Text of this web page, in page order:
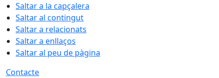
Saltar a la capçalera
Saltar al contingut
Saltar a relacionats
Saltar a enllaços
Saltar al peu de pàgina
Contacte